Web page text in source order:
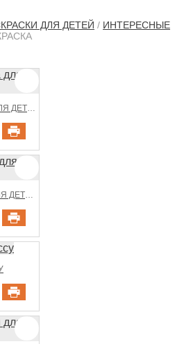
ДЛЯ ДЕТЕЙ / ИНТЕРЕСНЫЕ
КАРТИНКА КАССА ДЛЯ ДЕТЕЙ
КАССА РИСУНОК ДЛЯ ДЕТЕЙ